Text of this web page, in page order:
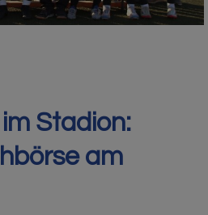
Stadion:
am